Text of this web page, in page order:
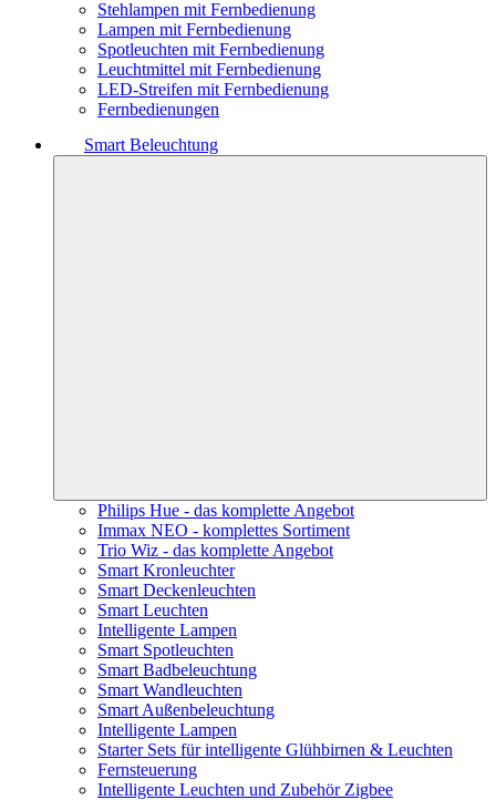
Stehlampen mit Fernbedienung
Lampen mit Fernbedienung
Spotleuchten mit Fernbedienung
Leuchtmittel mit Fernbedienung
LED-Streifen mit Fernbedienung
Fernbedienungen
Smart Beleuchtung
Philips Hue - das komplette Angebot
Immax NEO - komplettes Sortiment
Trio Wiz - das komplette Angebot
Smart Kronleuchter
Smart Deckenleuchten
Smart Leuchten
Intelligente Lampen
Smart Spotleuchten
Smart Badbeleuchtung
Smart Wandleuchten
Smart Außenbeleuchtung
Intelligente Lampen
Starter Sets für intelligente Glühbirnen & Leuchten
Fernsteuerung
Intelligente Leuchten und Zubehör Zigbee